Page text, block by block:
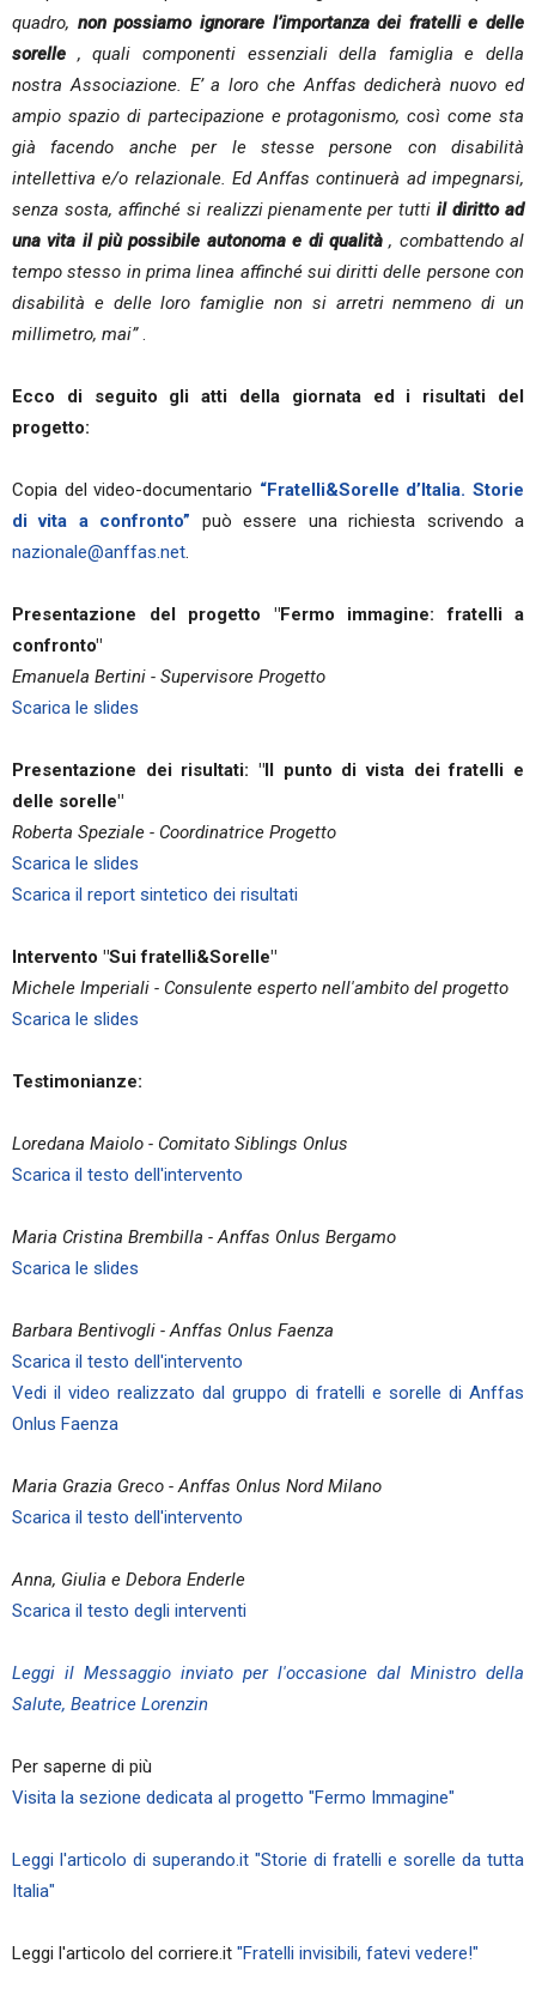
quadro, non possiamo ignorare l’importanza dei fratelli e delle
sorelle , quali componenti essenziali della famiglia e della
nostra Associazione. E’ a loro che Anffas dedicherà nuovo ed
ampio spazio di partecipazione e protagonismo, così come sta
già facendo anche per le stesse persone con disabilità
intellettiva e/o relazionale. Ed Anffas continuerà ad impegnarsi,
senza sosta, affinché si realizzi pienamente per tuttiil diritto ad
una vita il più possibile autonoma e di qualità, combattendo al
tempo stesso in prima linea affinché sui diritti delle persone con
disabilità e delle loro famiglie non si arretri nemmeno di un
millimetro, mai”.
Ecco di seguito gli atti della giornata ed i risultati del
progetto:
Copia del video-documentario “Fratelli&Sorelle d’Italia. Storie
di vita a confronto”
può essere una richiesta scrivendo a
nazionale@anffas.net.
Presentazione del progetto "Fermo immagine: fratelli a
confronto"
Emanuela Bertini - Supervisore Progetto
Scarica le slides
Presentazione dei risultati: "Il punto di vista dei fratelli e
delle sorelle"
Roberta Speziale - Coordinatrice Progetto
Scarica le slides
Scarica il report sintetico dei risultati
Intervento "Sui fratelli&Sorelle"
Michele Imperiali - Consulente esperto nell'ambito del progetto
Scarica le slides
Testimonianze:
Loredana Maiolo - Comitato Siblings Onlus
Scarica il testo dell'intervento
Maria Cristina Brembilla - Anffas Onlus Bergamo
Scarica le slides
Barbara Bentivogli - Anffas Onlus Faenza
Scarica il testo dell'intervento
Vedi il video realizzato dal gruppo di fratelli e sorelle di Anffas
Onlus Faenza
Maria Grazia Greco - Anffas Onlus Nord Milano
Scarica il testo dell'intervento
Anna, Giulia e Debora Enderle
Scarica il testo degli interventi
Leggi il Messaggio inviato per l'occasione dal Ministro della
Salute, Beatrice Lorenzin
Per saperne di più
Visita la sezione dedicata al progetto "Fermo Immagine"
Leggi l'articolo di superando.it "Storie di fratelli e sorelle da tutta
Italia"
Leggi l'articolo del corriere.it "Fratelli invisibili, fatevi vedere!"